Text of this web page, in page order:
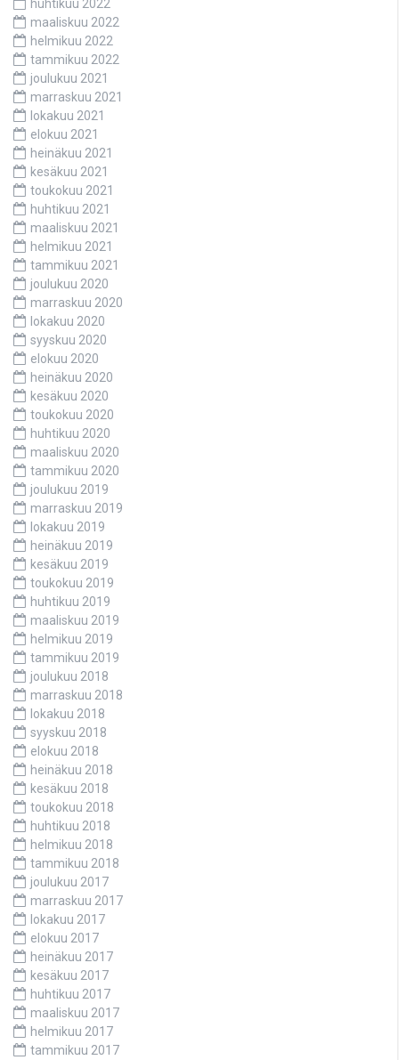
huhtikuu 2022
maaliskuu 2022
helmikuu 2022
tammikuu 2022
joulukuu 2021
marraskuu 2021
lokakuu 2021
elokuu 2021
heinäkuu 2021
kesäkuu 2021
toukokuu 2021
huhtikuu 2021
maaliskuu 2021
helmikuu 2021
tammikuu 2021
joulukuu 2020
marraskuu 2020
lokakuu 2020
syyskuu 2020
elokuu 2020
heinäkuu 2020
kesäkuu 2020
toukokuu 2020
huhtikuu 2020
maaliskuu 2020
tammikuu 2020
joulukuu 2019
marraskuu 2019
lokakuu 2019
heinäkuu 2019
kesäkuu 2019
toukokuu 2019
huhtikuu 2019
maaliskuu 2019
helmikuu 2019
tammikuu 2019
joulukuu 2018
marraskuu 2018
lokakuu 2018
syyskuu 2018
elokuu 2018
heinäkuu 2018
kesäkuu 2018
toukokuu 2018
huhtikuu 2018
helmikuu 2018
tammikuu 2018
joulukuu 2017
marraskuu 2017
lokakuu 2017
elokuu 2017
heinäkuu 2017
kesäkuu 2017
huhtikuu 2017
maaliskuu 2017
helmikuu 2017
tammikuu 2017